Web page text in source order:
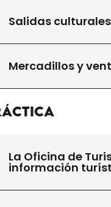
Salidas culturales
Mercadillos y
La Oficina de
información
?